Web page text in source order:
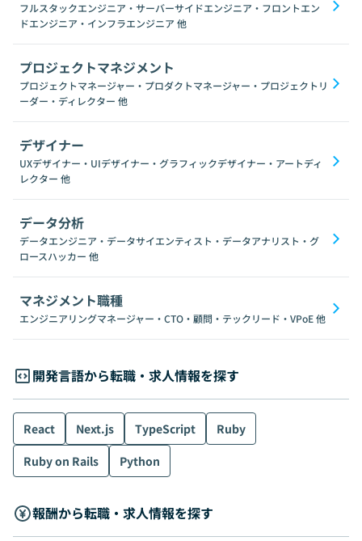
フルスタックエンジニア・サーバーサイドエンジニア・フロントエン
ドエンジニア・インフラエンジニア 他
プロジェクトマネジメント
プロジェクトマネージャー・プロダクトマネージャー・プロジェクトリ
ーダー・ディレクター 他
デザイナー
UXデザイナー・UIデザイナー・グラフィックデザイナー・アートディ
レクター 他
データ分析
データエンジニア・データサイエンティスト・データアナリスト・グ
ロースハッカー 他
マネジメント職種
エンジニアリングマネージャー・CTO・顧問・テックリード・VPoE他
開発言語から転職・求人情報を探す
React Next.js TypeScript
Ruby
Ruby on Rails
Python
報酬から転職・求人情報を探す